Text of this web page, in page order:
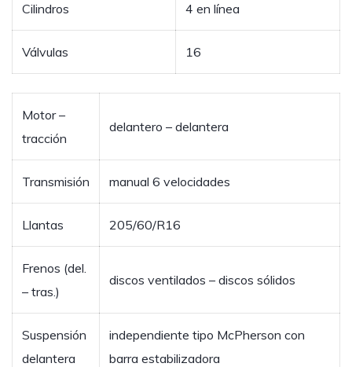
Cilindros 4 en línea
Válvulas 16
Motor –
tracción
delantero – delantera
Transmisión manual 6 velocidades
Llantas 205/60/R16
Frenos (del.
– tras.)
discos ventilados – discos sólidos
Suspensión
delantera
independiente tipo McPherson con
barra estabilizadora